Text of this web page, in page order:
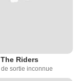
The Riders
de sortie inconnue